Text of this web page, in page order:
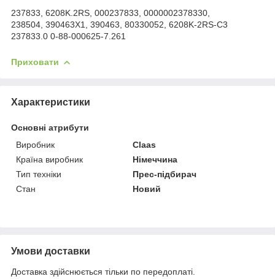
237833, 6208K.2RS, 000237833, 0000002378330,
238504, 390463X1, 390463, 80330052, 6208K-2RS-C3
237833.0 0-88-000625-7.261
Приховати
Характеристики
Основні атрибути
Виробник
Claas
Країна виробник
Німеччина
Тип техніки
Прес-підбирач
Стан
Новий
Умови доставки
Доставка здійснюється тільки по передоплаті.